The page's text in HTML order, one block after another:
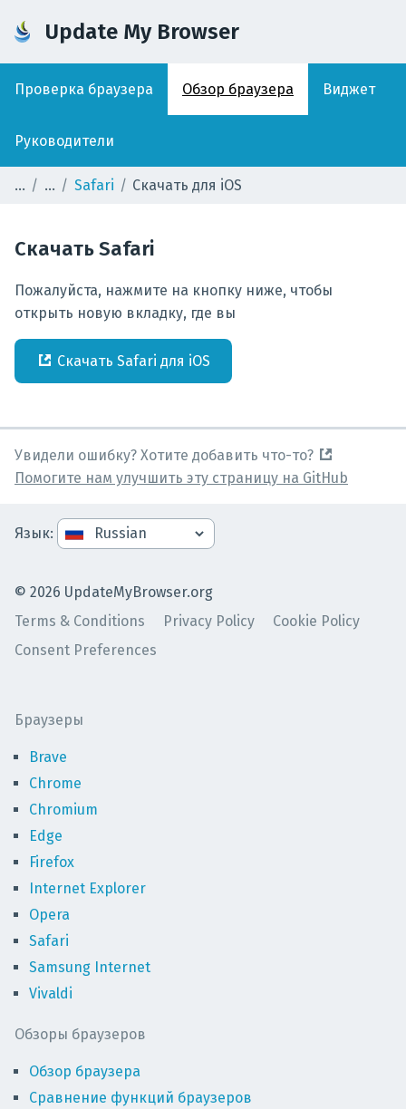
Update My Browser
Проверка браузера Обзор браузера Виджет
Руководители
Safari Скачать для iOS
СкачатьSafari
Пожалуйста, нажмите на кнопку ниже, чтобы
открыть новую вкладку, где вы
Скачать Safari для iOS
Увидели ошибку? Хотите добавить что-то?
Помогите нам улучшить эту страницу на GitHub
© 2026 UpdateMyBrowser.org
Terms & Conditions
Privacy Policy
Cookie Policy
Consent Preferences
Язык:
Браузеры
Brave
Chrome
Chromium
Edge
Firefox
Internet Explorer
Opera
Safari
Samsung Internet
Vivaldi
Обзоры браузеров
Обзор браузера
Сравнение функций браузеров